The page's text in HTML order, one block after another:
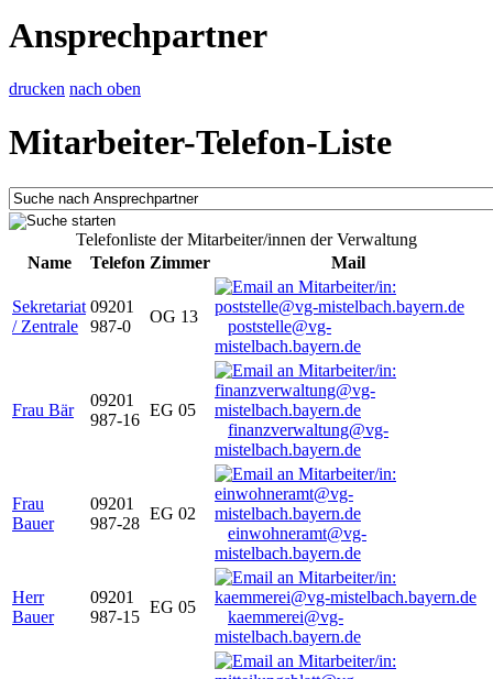
Ansprechpartner
drucken nach oben
Mitarbeiter-Telefon-Liste
Telefonliste der Mitarbeiter/innen der Verwaltung
Name
Telefon Zimmer Mail
Sekretariat
/ Zentrale
09201
987-0
OG 13
poststelle@vg-
mistelbach.bayern.de
Frau Bär
09201
987-16
EG 05
finanzverwaltung@vg-
mistelbach.bayern.de
Frau
Bauer
09201
987-28
EG 02
einwohneramt@vg-
mistelbach.bayern.de
Herr
Bauer
09201
987-15
EG 05
kaemmerei@vg-
mistelbach.bayern.de